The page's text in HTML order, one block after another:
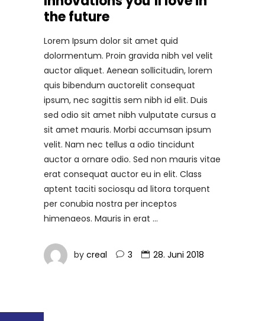
the future
Lorem Ipsum dolor sit amet quid
dolormentum. Proin gravida nibh vel velit
auctor aliquet. Aenean sollicitudin, lorem
quis bibendum auctorelit consequat
ipsum, nec sagittis sem nibh id elit. Duis
sed odio sit amet nibh vulputate cursus a
sit amet mauris. Morbi accumsan ipsum
velit. Nam nec tellus a odio tincidunt
auctor a ornare odio. Sed non mauris vitae
erat consequat auctor eu in elit. Class
aptent taciti sociosqu ad litora torquent
per conubia nostra per inceptos
himenaeos. Mauris in erat
by creal 3 28. Juni 2018